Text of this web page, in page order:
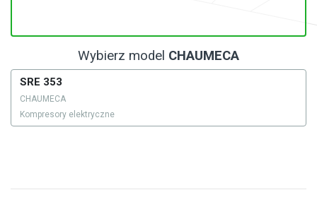
Wybierz model CHAUMECA
SRE 353
CHAUMECA
Kompresory elektryczne